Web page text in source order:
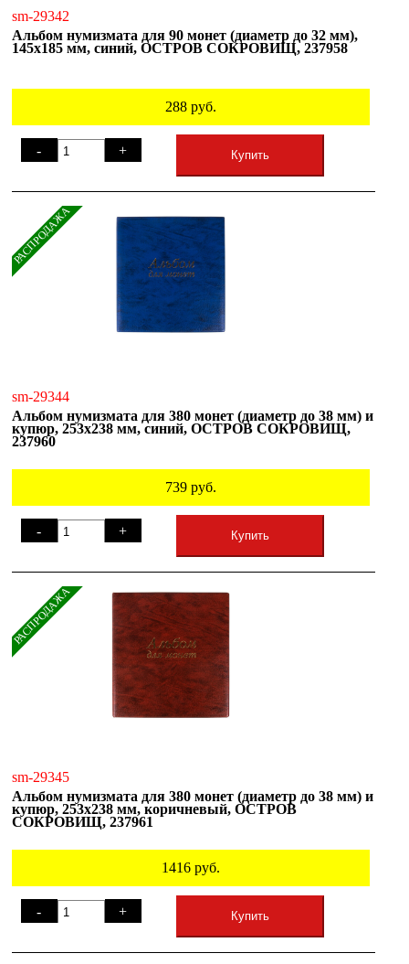
sm-29342
Альбом нумизмата для 90 монет (диаметр до 32 мм),
145х185 мм, синий, ОСТРОВ СОКРОВИЩ, 237958
288 руб.
- + Купить
РАСПРОДАЖА
sm-29344
Альбом нумизмата для 380 монет (диаметр до 38 мм) и
купюр, 253х238 мм, синий, ОСТРОВ СОКРОВИЩ,
237960
739 руб.
- + Купить
РАСПРОДАЖА
sm-29345
Альбом нумизмата для 380 монет (диаметр до 38 мм) и
купюр, 253х238 мм, коричневый, ОСТРОВ
СОКРОВИЩ, 237961
1416 руб.
- + Купить